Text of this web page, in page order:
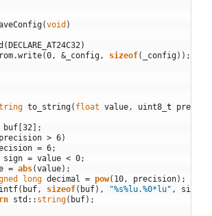
(void )
.write(0, & _config, sizeof( _config) ) ;
to_string( float value, uint8 t
buf 32
;
precision > 6)
= 6;
sign = value < 0;
= abs(value) ;
long decimal = pow( 10, precision) ;
( buf, sizeof( buf) , "%s%lu.%0*lu" , sign
std :: string( buf) ;